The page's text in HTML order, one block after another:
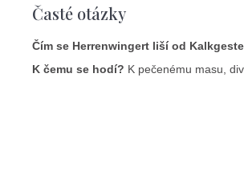
Časté otázky
Čím se Herrenwingert liší od
K čemu se hodí? K pečenému masu,